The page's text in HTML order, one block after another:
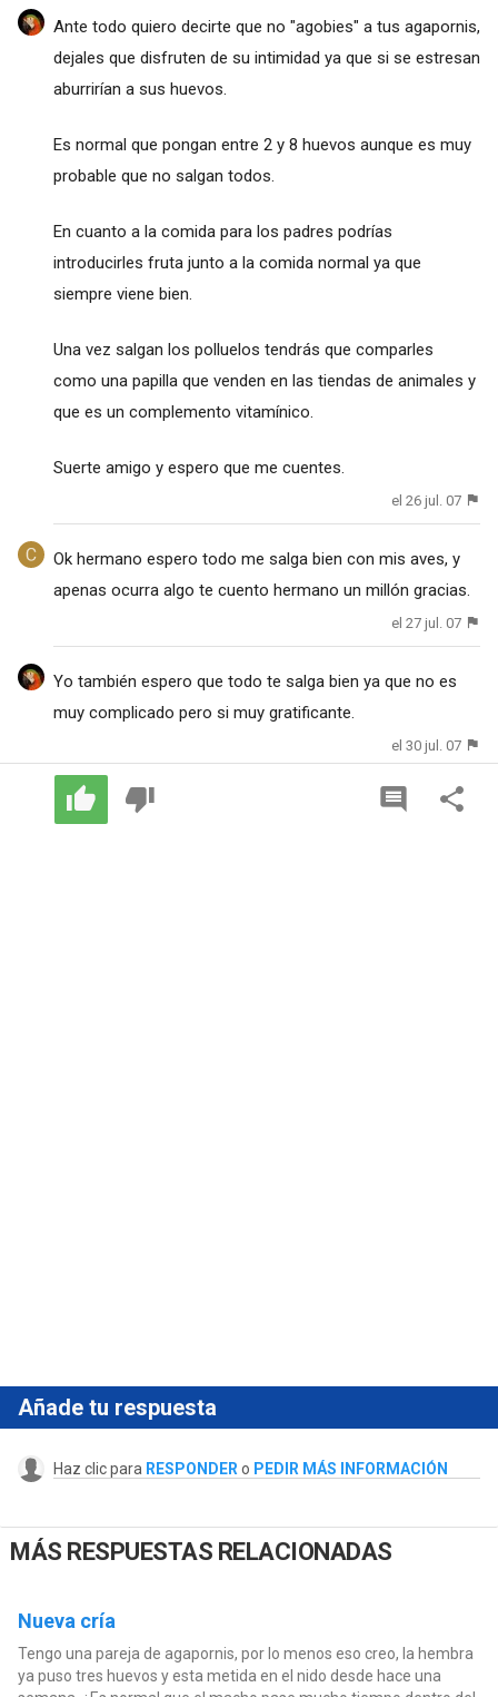
Ante todo quiero decirte que no "agobies" a tus agapornis,
dejales que disfruten de su intimidad ya que si se estresan
aburrirían a sus huevos.
Es normal que pongan entre 2 y 8 huevos aunque es muy
probable que no salgan todos.
En cuanto a la comida para los padres podrías
introducirles fruta junto a la comida normal ya que
siempre viene bien.
Una vez salgan los polluelos tendrás que comparles
como una papilla que venden en las tiendas de animales y
que es un complemento vitamínico.
Suerte amigo y espero que me cuentes.
el 26 jul. 07
Ok hermano espero todo me salga bien con mis aves, y
apenas ocurra algo te cuento hermano un millón gracias.
el 27 jul. 07
Yo también espero que todo te salga bien ya que no es
muy complicado pero si muy gratificante.
el 30 jul. 07
Añade tu respuesta
Haz clic para RESPONDER o PEDIR MÁS INFORMACIÓN
MÁS RESPUESTAS RELACIONADAS
Nueva cría
Tengo una pareja de agapornis, por lo menos eso creo, la hembra
ya puso tres huevos y esta metida en el nido desde hace una